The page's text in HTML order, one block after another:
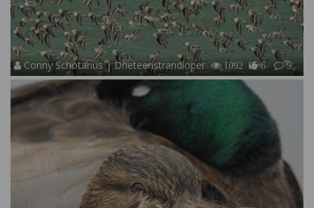
Conny Schotanus | Drieteenstrandloper 1092 6 9